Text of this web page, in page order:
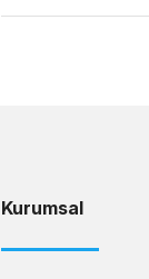
Kurumsal